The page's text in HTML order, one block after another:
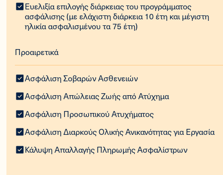
Ευελιξία επιλογής διάρκειας του προγράμματος
ασφάλισης (με ελάχιστη διάρκεια 10 έτη και μέγιστη
ηλικία ασφαλισμένου τα 75 έτη) ​
Προαιρετικά
Ασφάλιση Σοβαρών Ασθενειών
Ασφάλιση Απώλειας Ζωής από Ατύχημα
Ασφάλιση Προσωπικού Ατυχήματος
Ασφάλιση Διαρκούς Ολικής Ανικανότητας για Εργασία
Κάλυψη Απαλλαγής Πληρωμής Ασφαλίστρων